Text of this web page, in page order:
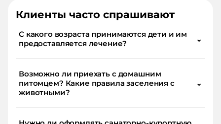
Клиенты часто спрашивают
С какого возраста принимаются дети и им
предоставляется лечение?
⌄
Возможно ли приехать с домашним
питомцем? Какие правила заселения с
животными?
⌄